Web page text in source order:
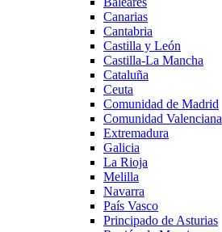
Canarias
Cantabria
Castilla y León
Castilla-La Mancha
Cataluña
Ceuta
Comunidad de Madrid
Comunidad Valenciana
Extremadura
Galicia
La Rioja
Melilla
Navarra
País Vasco
Principado de Asturias